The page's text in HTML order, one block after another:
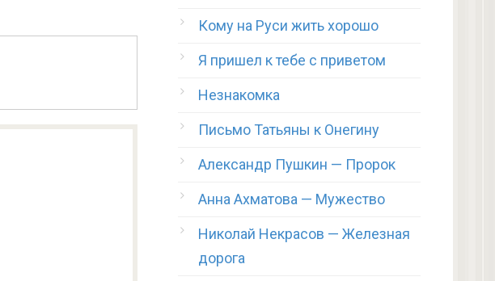
Кому на Руси жить хорошо
Я пришел к тебе с приветом
Незнакомка
Письмо Татьяны к Онегину
Александр Пушкин — Пророк
Анна Ахматова — Мужество
Николай Некрасов — Железная
дорога